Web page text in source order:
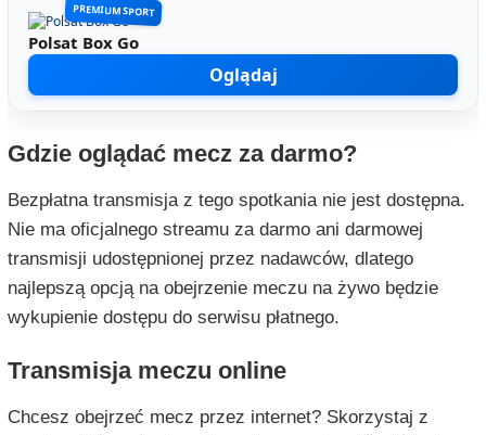
PREMIUM SPORT
Polsat Box Go
Oglądaj
Gdzie oglądać mecz za darmo?
Bezpłatna transmisja z tego spotkania nie jest dostępna.
Nie ma oficjalnego streamu za darmo ani darmowej
transmisji udostępnionej przez nadawców, dlatego
najlepszą opcją na obejrzenie meczu na żywo będzie
wykupienie dostępu do serwisu płatnego.
Transmisja meczu online
Chcesz obejrzeć mecz przez internet? Skorzystaj z